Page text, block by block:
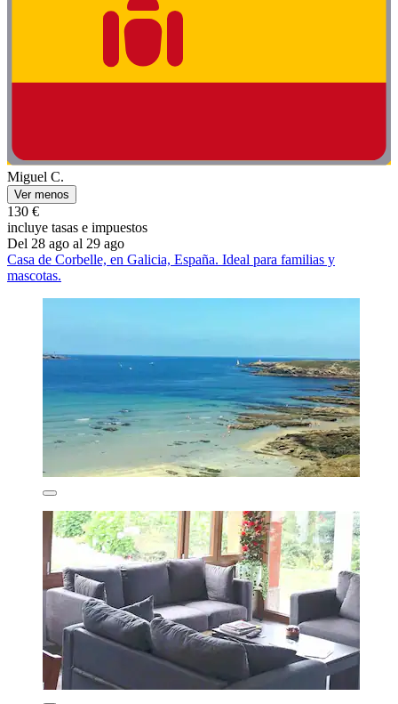
Miguel C.
Ver menos
130 €
incluye tasas e impuestos
Del 28 ago al 29 ago
Casa de Corbelle, en Galicia, España. Ideal para familias y
mascotas.